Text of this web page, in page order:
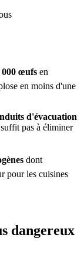
œufs en
en moins d'une
d'évacuation
pas à éliminer
dont
pour les cuisines
dangereux